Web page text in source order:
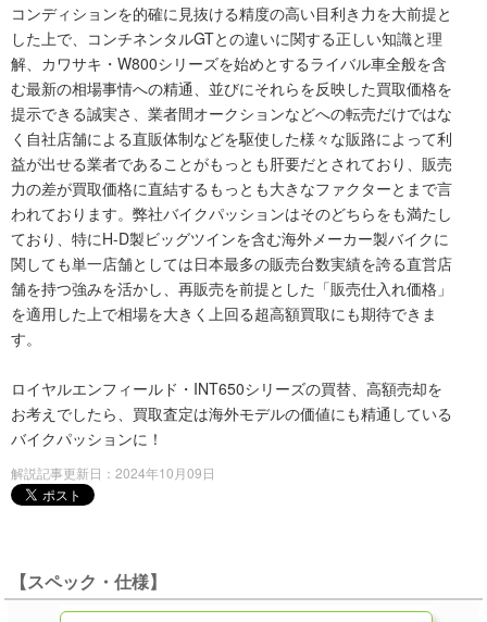
コンディションを的確に見抜ける精度の高い目利き力を大前提と
した上で、コンチネンタルGTとの違いに関する正しい知識と理
解、カワサキ・W800シリーズを始めとするライバル車全般を含
む最新の相場事情への精通、並びにそれらを反映した買取価格を
提示できる誠実さ、業者間オークションなどへの転売だけではな
く自社店舗による直販体制などを駆使した様々な販路によって利
益が出せる業者であることがもっとも肝要だとされており、販売
力の差が買取価格に直結するもっとも大きなファクターとまで言
われております。弊社バイクパッションはそのどちらをも満たし
ており、特にH-D製ビッグツインを含む海外メーカー製バイクに
関しても単一店舗としては日本最多の販売台数実績を誇る直営店
舗を持つ強みを活かし、再販売を前提とした「販売仕入れ価格」
を適用した上で相場を大きく上回る超高額買取にも期待できま
す。
ロイヤルエンフィールド・INT650シリーズの買替、高額売却を
お考えでしたら、買取査定は海外モデルの価値にも精通している
バイクパッションに！
解説記事更新日：2024年10月09日
【スペック・仕様】